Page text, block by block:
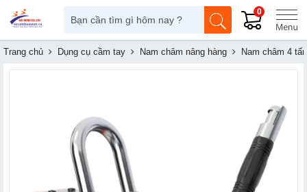
0
Trang chủ Dụng cụ cầm tay Nam châm nâng hàng Nam châm 4